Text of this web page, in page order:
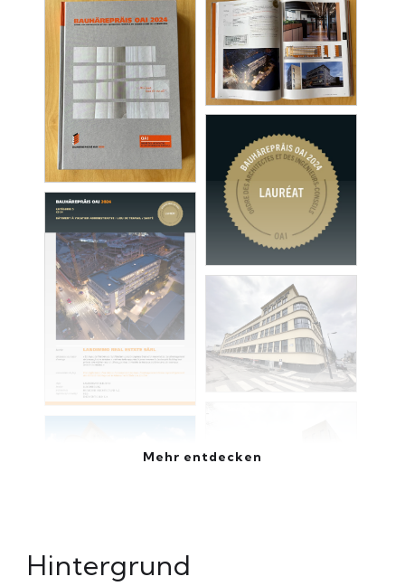
Mehr entdecken
Hintergrund